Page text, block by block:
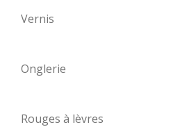
Vernis
Onglerie
Rouges à lèvres